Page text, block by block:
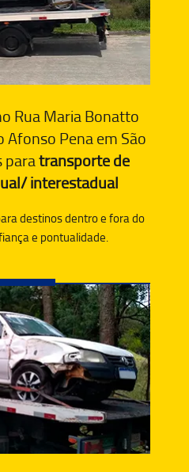
Rua Maria Bonatto
Afonso Pena em São
paratransporte de
interestadual
destinos dentro e fora do
e pontualidade.